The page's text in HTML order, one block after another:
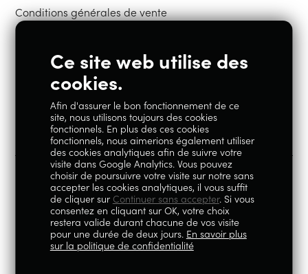
Conditions générales de vente
Restons en contact
Instagram Facebook
100% Liégeois est un concept de la société Geoby SRL, TVA
BE0759.717.658, sise Avenue Reine Elisabeth 5 à 4020 Liège.
© 2026
Mentions légales |
Politique de
Ce site web utilise des
cookies.
Afin d'assurer le bon fonctionnement de ce
site, nous utilisons toujours des cookies
fonctionnels. En plus des ces cookies
fonctionnels, nous aimerions également utiliser
des cookies analytiques afin de suivre votre
visite dans Google Analytics. Vous pouvez
choisir de poursuivre votre visite sur notre sans
accepter les cookies analytiques, il vous suffit
de cliquer sur Continuer sans accepter. Si vous
consentez en cliquant sur OK, votre choix
restera valide durant chacune de vos visite
pour une durée de deux jours. En savoir plus
sur la politique de confidentialité